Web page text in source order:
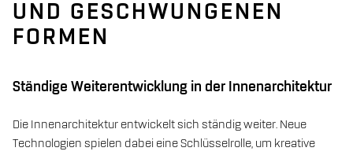
UND GESCHWUNGENEN
FORMEN
Ständige Weiterentwicklung in der Innenarchitektur
Die Innenarchitektur entwickelt sich ständig weiter. Neue
Technologien spielen dabei eine Schlüsselrolle, um kreative